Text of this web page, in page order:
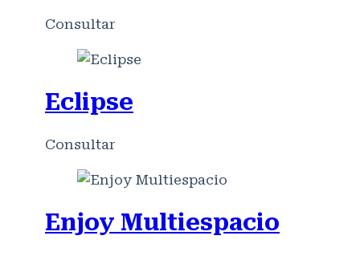
Consultar
Eclipse
Consultar
Enjoy Multiespacio